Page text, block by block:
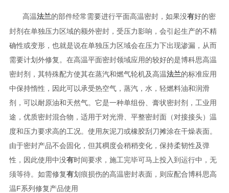
高温法兰的部件经常需要进行平面高温密封，如果没有好的密
封剂在单独压力区域的额外密封，受压力影响，会引起生产的不精
确性或变形，也就是说在单独压力区域会在压力下出现渗漏，从而
需要计划外修复。在高温平面密封领域应用的较好的是博科思高温
密封剂，其特殊配方使其在蒸汽和燃气轮机及高温法兰的标准应用
中保持惰性，因此可以承受热空气，蒸汽，水，轻燃料油和润滑
剂，可以耐原油和天然气。它是一种单组份、膏状密封剂，工业用
途，优质密封混合物，适用于对光滑、平整密封面（对接接头）温
度和压力要求高的工况。使用灰泥刀或橡胶刮刀摊涂在干燥表面。
由于密封产品不会固化，但其稠度会稍稍变化，保持柔韧性及弹
性，因此使用中没有时间要求，施工完毕可马上投入到运行中，无
须等待。如需修复有划痕损伤的高温密封表面，则应配合博科思高
温F系列修复产品使用